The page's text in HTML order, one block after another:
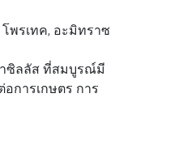
พรเทค, อะมิทราซ
าซิลลัส ที่สมบูรณ์มี
การเกษตร การ